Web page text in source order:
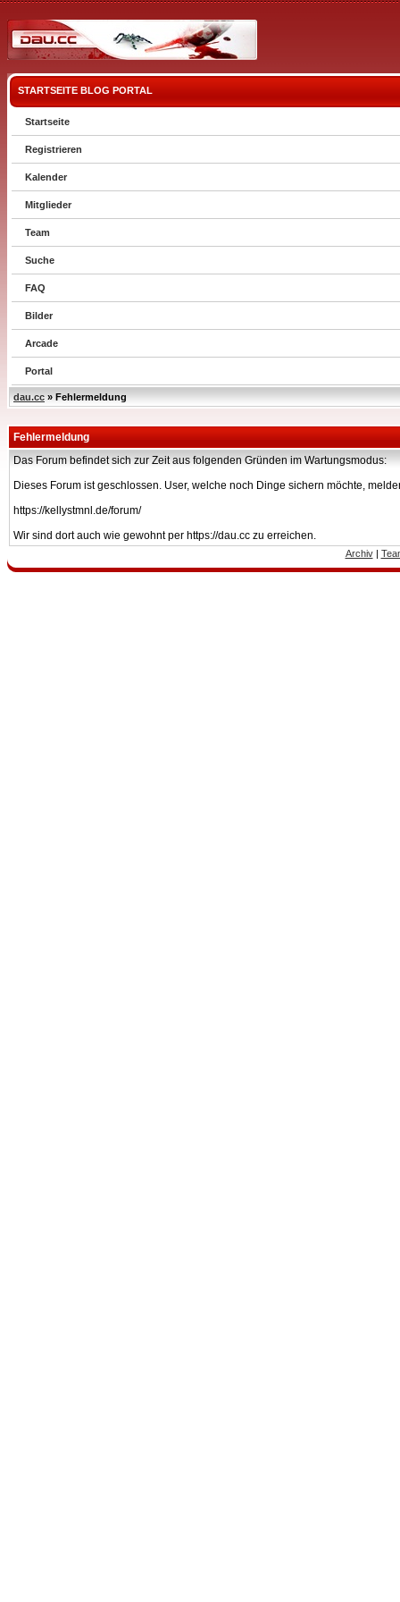
STARTSEITE BLOG PORTAL
Startseite
Registrieren
Kalender
Mitglieder
Team
Suche
FAQ
Bilder
Arcade
Portal
dau.cc » Fehlermeldung
Fehlermeldung
Das Forum befindet sich zur Zeit aus folgenden Gründen im Wartungsmodus:
Dieses Forum ist geschlossen. User, welche noch Dinge sichern möchte,
https://kellystmnl.de/forum/
Wir sind dort auch wie gewohnt per https://dau.cc zu erreichen.
Archiv|